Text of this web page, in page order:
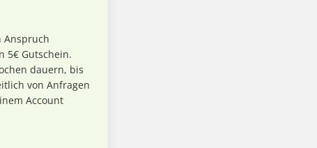
Anspruch
5€ Gutschein.
dauern, bis
von Anfragen
Account